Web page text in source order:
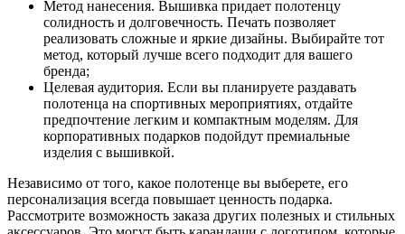
Метод нанесения. Вышивка придает полотенцу
солидность и долговечность. Печать позволяет
реализовать сложные и яркие дизайны. Выбирайте тот
метод, который лучше всего подходит для вашего
бренда;
Целевая аудитория. Если вы планируете раздавать
полотенца на спортивных мероприятиях, отдайте
предпочтение легким и компактным моделям. Для
корпоративных подарков подойдут премиальные
изделия с вышивкой.
Независимо от того, какое полотенце вы выберете, его
персонализация всегда повышает ценность подарка.
Рассмотрите возможность заказа других полезных и стильных